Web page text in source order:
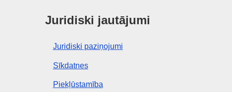
Juridiski jautājumi
Juridiski paziņojumi
Sīkdatnes
Piekļūstamība